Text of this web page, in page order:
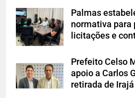
Palmas
normativa para
licitações e
Prefeito Celso
apoio a Carlos
retirada de Irajá